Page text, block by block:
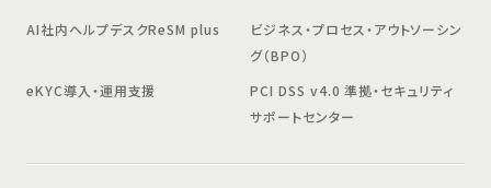
AI社内ヘルプデスクReSM plus
ビジネス・プロセス・アウトソーシン
グ（BPO）
eKYC導入・運用支援
PCI DSS v4.0 準拠・セキュリティ
サポートセンター